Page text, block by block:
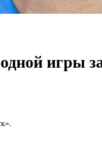
игры